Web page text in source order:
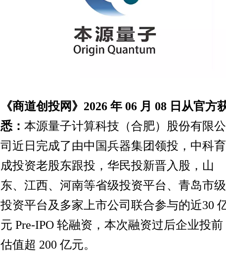
《商道创投网》2026 年 06 月 08 日从官方
悉： 本源量子计算科技（合肥）股份有限公
司近日完成了由中国兵器集团领投，中科育
成投资老股东跟投，华民投新晋入股，山
东、江西、河南等省级投资平台、青岛市级
投资平台及多家上市公司联合参与的近30
元 Pre-IPO 轮融资，本次融资过后企业投前
估值超 200 亿元。